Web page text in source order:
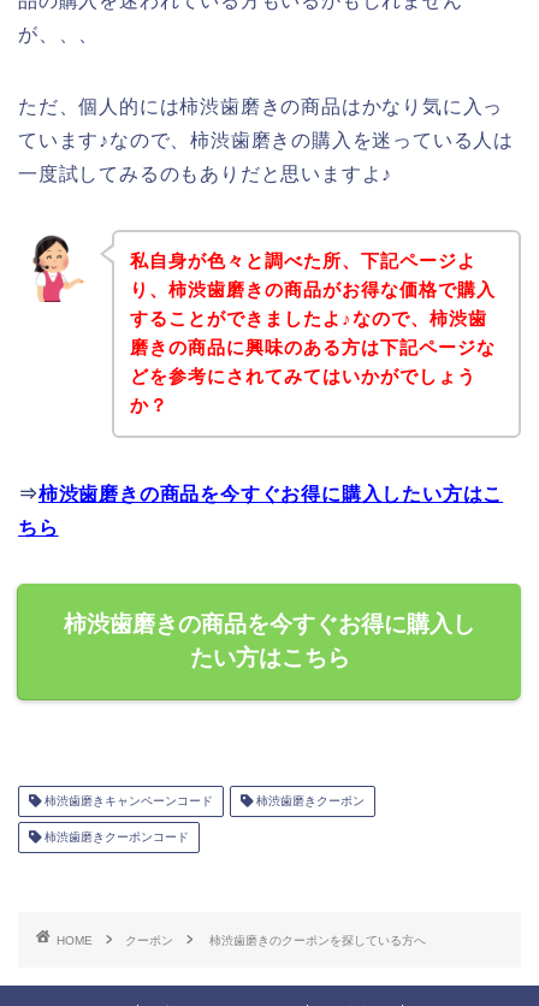
が、、、
ただ、個人的には柿渋歯磨きの商品はかなり気に入っ
ています♪なので、柿渋歯磨きの購入を迷っている人は
一度試してみるのもありだと思いますよ♪
私自身が色々と調べた所、下記ページよ
り、柿渋歯磨きの商品がお得な価格で購入
することができましたよ♪なので、柿渋歯
磨きの商品に興味のある方は下記ページな
どを参考にされてみてはいかがでしょう
か？
⇒柿渋歯磨きの商品を今すぐお得に購入したい方はこ
ちら
柿渋歯磨きの商品を今すぐお得に購入し
たい方はこちら
柿渋歯磨きキャンペーンコード 柿渋歯磨きクーポン
柿渋歯磨きクーポンコード
HOME クーポン 柿渋歯磨きのクーポンを探している方へ